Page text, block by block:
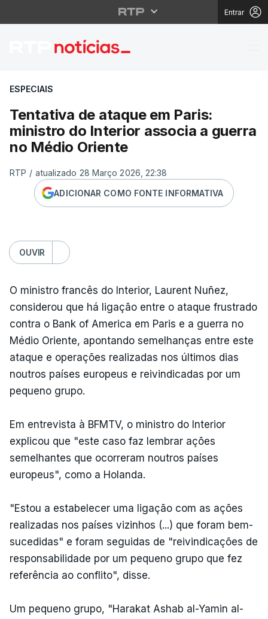
Entrar
Tentativa de ataque
ESPECIAIS
Tentativa de ataque em Paris:
ministro do Interior associa a guerra
no Médio Oriente
RTP / atualizado 28 Março 2026, 22:38
ADICIONAR COMO FONTE INFORMATIVA
OUVIR
O ministro francês do Interior, Laurent Nuñez,
considerou que há ligação entre o ataque frustrado
contra o Bank of America em Paris e a guerra no
Médio Oriente, apontando semelhanças entre este
ataque e operações realizadas nos últimos dias
noutros países europeus e reivindicadas por um
pequeno grupo.
Em entrevista à BFMTV, o ministro do Interior
explicou que "este caso faz lembrar ações
semelhantes que ocorreram noutros países
europeus", como a Holanda.
"Estou a estabelecer uma ligação com as ações
realizadas nos países vizinhos (...) que foram bem-
sucedidas" e foram seguidas de "reivindicações de
responsabilidade por um pequeno grupo que fez
referência ao conflito", disse.
Um pequeno grupo, "Harakat Ashab al-Yamin al-